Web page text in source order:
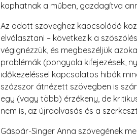
kaphatnak a műben, gazdagítva
Az adott szöveghez kapcsolódó
elválasztani – következik a
végignézzük, és megbeszéljük
problémák (pongyola kifejezések,
időkezeléssel kapcsolatos hibák
százszor átnézett szövegben is
egy (vagy több) érzékeny, de
nem is, az újraolvasás és a
Gáspár-Singer Anna szövegének